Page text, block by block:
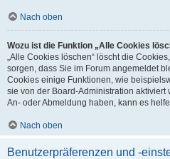
Nach oben
Wozu ist die Funktion „Alle Cookies
„Alle Cookies löschen“ löscht die
sorgen, dass Sie im Forum angemeldet
Cookies einige Funktionen, wie
sie von der Board-Administration
An- oder Abmeldung haben, kann es
Nach oben
Benutzerpräferenzen und -